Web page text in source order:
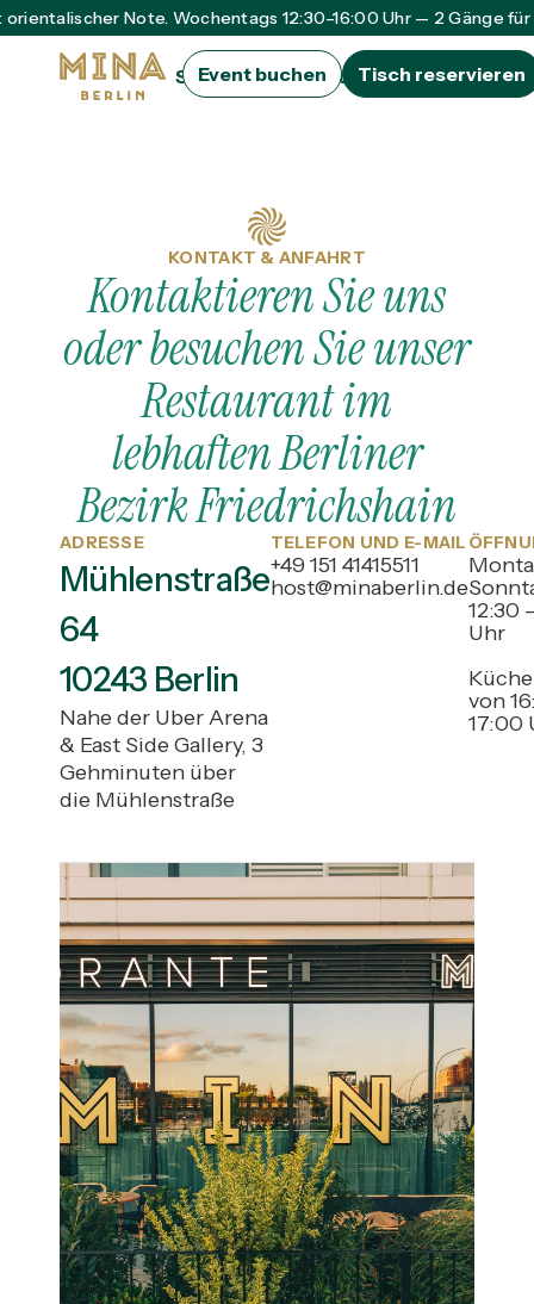
Note. Wochentags 12:30–16:00 Uhr — 2 Gänge für
SpeisekarteÜber unsPrivate Dining
Event buchen Tisch reservieren
KONTAKT & ANFAHRT
Kontaktieren Sie uns
oder besuchen Sie unser
Restaurant im
lebhaften Berliner
Bezirk Friedrichshain
ADRESSE
Mühlenstraße
64
10243 Berlin
Nahe der Uber Arena
& East Side Gallery, 3
Gehminuten über
die Mühlenstraße
TELEFON UND E-MAIL
+49 151 41415511
host@minaberlin.de
12:30
Uhr
von